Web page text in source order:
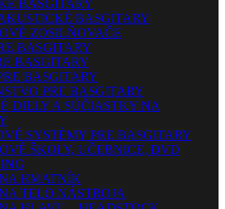
BASGITARY
BASGITARY
ZOSILŇOVAČE
BASGITARY
BASGITARY
BASGITARY
PRE BASGITARY
DIELY A SÚČIASTKY NA
SYSTÉMY PRE BASGITARY
ŠKOLY, UČEBNICE, DVD
HMATNÍK
TELO NÁSTROJA